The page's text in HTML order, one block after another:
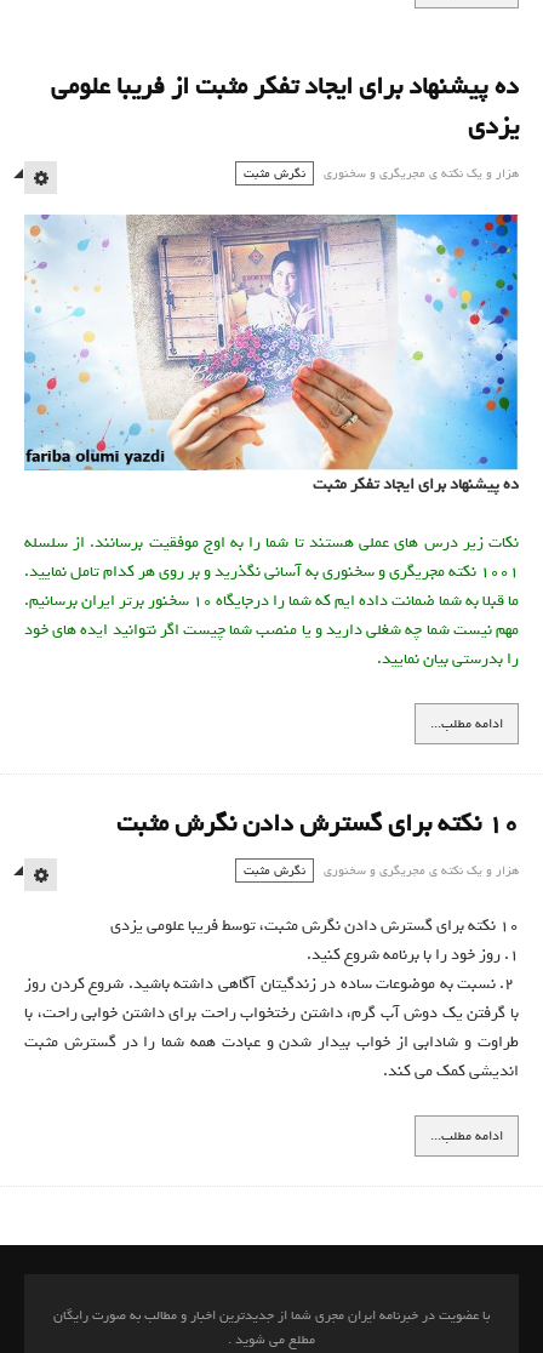
ده پیشنهاد برای ایجاد تفکر مثبت از فریبا علومی
یزدی
هزار و یک نكته ي مجريگري و سخنوري نگرش مثبت
ده پیشنهاد برای ایجاد تفکر مثبت
نكات زير درس هاي عملي هستند تا شما را به اوج موفقيت برسانند. از سلسله
1001 نكته مجريگري و سخنوري به آساني نگذريد و بر روي هر كدام تامل نماييد.
ما قبلا به شما ضمانت داده ايم كه شما را درجايگاه 10 سخنور برتر ايران برسانيم.
مهم نيست شما چه شغلي داريد و یا منصب شما چيست اگر نتوانيد ايده هاي خود
را بدرستي بيان نماييد.
ادامه مطلب...
10 نکته برای گسترش دادن نگرش مثبت
هزار و یک نكته ي مجريگري و سخنوري نگرش مثبت
10 نکته برای گسترش دادن نگرش مثبت، توسط فريبا علومی يزدی
1. روز خود را با برنامه شروع کنيد.
2. نسبت به موضوعات ساده در زندگيتان آگاهی داشته باشيد. شروع کردن روز
با گرفتن يک دوش آب گرم، داشتن رختخواب راحت برای داشتن خوابی راحت، با
طراوت و شادابی از خواب بيدار شدن و عبادت همه شما را در گسترش مثبت
اندیشی کمک می کند.
ادامه مطلب...
با عضویت در خبرنامه ایران مجری شما از جدیدترین اخبار و مطالب به صورت رایگان
مطلع می شوید .